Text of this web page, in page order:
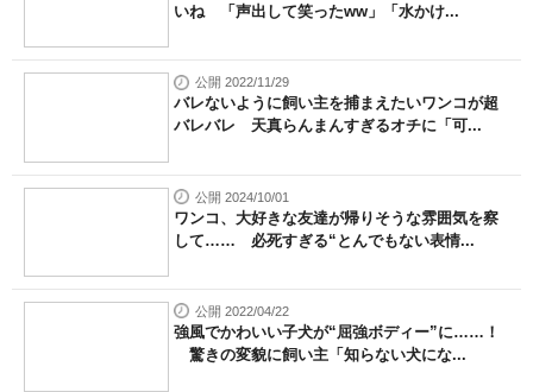
いね 「声出して笑ったww」「水かけ...
公開 2022/11/29
バレないように飼い主を捕まえたいワンコが超
バレバレ 天真らんまんすぎるオチに「可...
公開 2024/10/01
ワンコ、大好きな友達が帰りそうな雰囲気を察
して…… 必死すぎる“とんでもない表情...
公開 2022/04/22
強風でかわいい子犬が“屈強ボディー”に……！
驚きの変貌に飼い主「知らない犬にな...